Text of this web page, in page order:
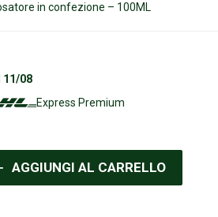
in confezione – 100ML
11/08
Express Premium
AGGIUNGI AL CARRELLO